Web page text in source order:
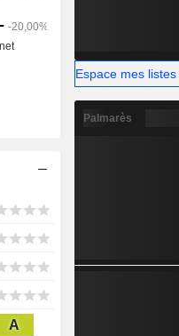
A
Espace mes listes
Palmarès